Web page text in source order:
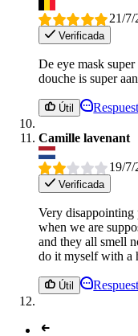
21/7/
Verificada
De eye mask
douche is super
Útil
Camille lavenant
19/7/
Verificada
Very disappointing
when we are
and they all smell
do it myself with a
Útil